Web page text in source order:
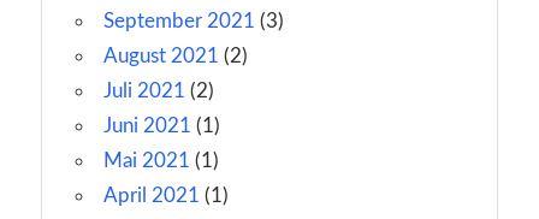
September 2021 (3)
August 2021 (2)
Juli 2021 (2)
Juni 2021 (1)
Mai 2021 (1)
April 2021 (1)